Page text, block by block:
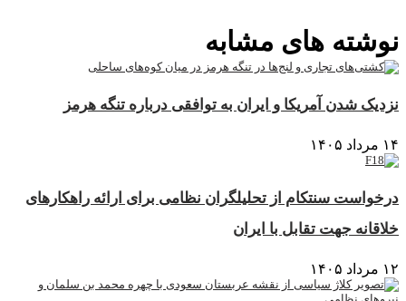
نوشته های مشابه
نزدیک شدن آمریکا و ایران به توافقی درباره تنگه هرمز
۱۴ مرداد ۱۴۰۵
درخواست سنتکام از تحلیلگران نظامی برای ارائه راهکارهای
خلاقانه جهت تقابل با ایران
۱۲ مرداد ۱۴۰۵